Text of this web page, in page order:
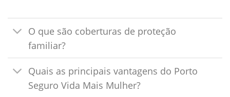
O que são coberturas de proteção
familiar?
Quais as principais vantagens do Porto
Seguro Vida Mais Mulher?